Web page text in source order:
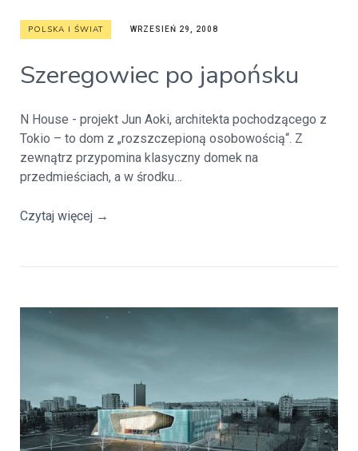
POLSKA I ŚWIAT WRZESIEŃ 29, 2008
Szeregowiec po japońsku
N House - projekt Jun Aoki, architekta pochodzącego z
Tokio – to dom z „rozszczepioną osobowością“. Z
zewnątrz przypomina klasyczny domek na
przedmieściach, a w środku…
Czytaj więcej →